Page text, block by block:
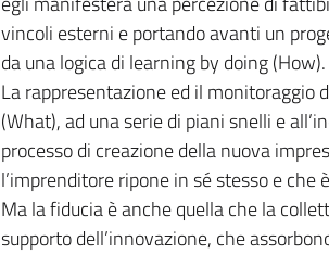
vincoli esterni e portando avanti un
da una logica di learning by doing (How).
La rappresentazione ed il monitoraggio
(What), ad una serie di piani snelli e
processo di creazione della nuova
l’imprenditore ripone in sé stesso e
Ma la fiducia è anche quella che la
supporto dell’innovazione, che